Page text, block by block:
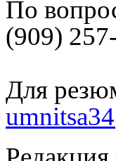
По
(909)
Для